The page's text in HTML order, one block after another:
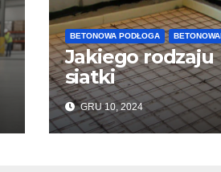
BETONOWA PODŁOGA
Jakiego rodzaju
siatki
wzmacniającej
należy użyć do
wylewek
GRU 10, 2024